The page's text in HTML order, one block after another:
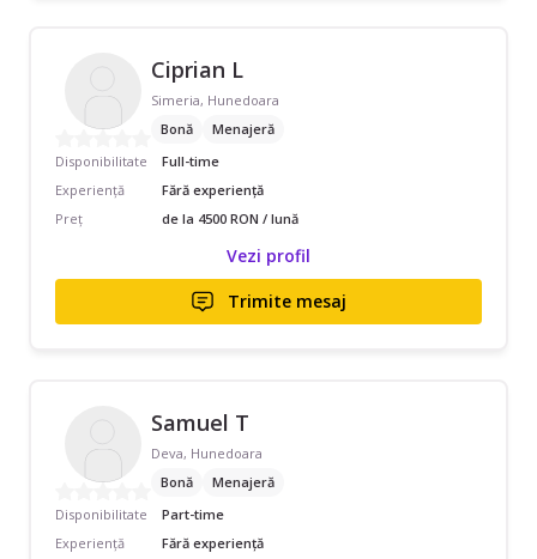
Ciprian L
Simeria, Hunedoara
Bonă
Menajeră
Disponibilitate
Full-time
Experiență
Fără experiență
Preț
de la 4500 RON / lună
Vezi profil
Trimite mesaj
Samuel T
Deva, Hunedoara
Bonă
Menajeră
Disponibilitate
Part-time
Experiență
Fără experiență